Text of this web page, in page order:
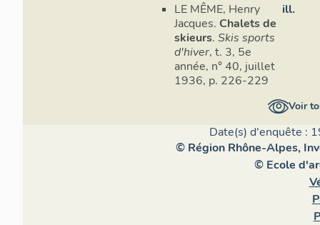
LE MÊME, Henry
Jacques. Chalets de
skieurs. Skis sports
d'hiver, t. 3, 5e
année, n° 40, juillet
1936, p. 226-229
ill.
Voir
Date(s) d'enquête :
© Région Rhône-Alpes,
© Ecole